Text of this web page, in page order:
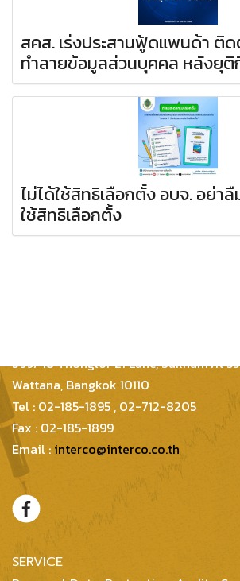
สคส. เร่งประสานฟู้ดแพนด้า ติ
ทำลายข้อมูลส่วนบุคคล หลังยุติ
ไม่ได้ใช้สิทธิเลือกตั้ง อบจ. อย่าลื
ใช้สิทธิเลือกตั้ง
399/48 Thonglor 21 Lane, Sukhumvit
Wattana, Bangkok 10110
Tel : 02-185-1895 , 02-712-8205
Fax : 02-185-1899
Email : interco@interco.co.th
SERVICE